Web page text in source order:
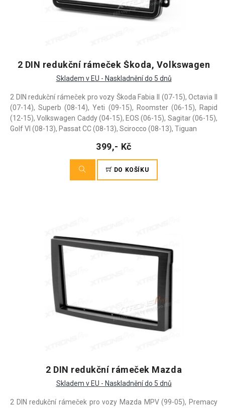
2 DIN redukční rámeček Škoda, Volkswagen
Skladem v EU - Naskladnění do 5 dnů
2 DIN redukční rámeček pro vozy Škoda Fabia II (07-15), Octavia II
(07-14), Superb (08-14), Yeti (09-15), Roomster (06-15), Rapid
(12-15), Volkswagen Caddy (04-15), EOS (06-15), Sagitar (06-15),
Golf VI (08-13), Passat CC (08-13), Scirocco (08-13), Tiguan
399,- Kč
DO KOŠÍKU
2 DIN redukční rámeček Mazda
Skladem v EU - Naskladnění do 5 dnů
2 DIN redukční rámeček pro vozy Mazda MPV (99-05), Premacy